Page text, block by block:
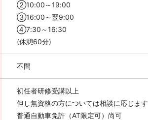
②10:00～19:00
③16:00～翌9:00
④7:30～16:30
(休憩60分)
不問
初任者研修受講以上
但し無資格の方については相談に応じます
普通自動車免許（AT限定可）尚可